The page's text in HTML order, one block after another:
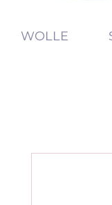
KW
WOLLE